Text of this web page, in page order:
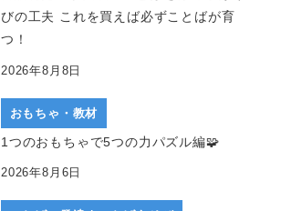
びの工夫 これを買えば必ずことばが育
つ！
2026年8月8日
おもちゃ・教材
1つのおもちゃで5つの力パズル編🧩
2026年8月6日